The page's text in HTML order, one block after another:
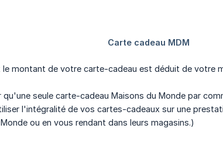
montant de votre carte-cadeau est déduit de votre
seule carte-cadeau Maisons du Monde par
l'intégralité de vos cartes-cadeaux sur une
ou en vous rendant dans leurs magasins.)